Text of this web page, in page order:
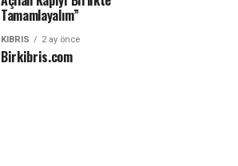
Tamamlayalım”
KIBRIS 2 ay önce
Birkibris.com